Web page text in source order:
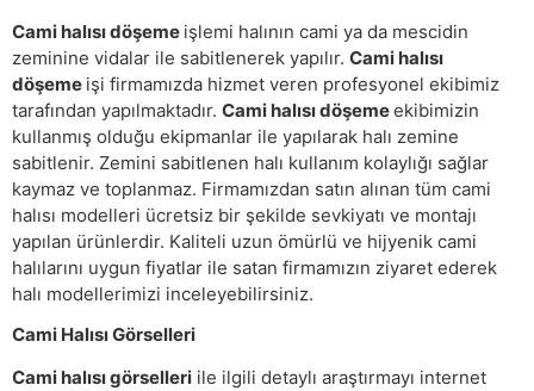
Cami halısı döşeme işlemi halının cami ya da mescidin
zeminine vidalar ile sabitlenerek yapılır. Cami halısı
döşeme işi firmamızda hizmet veren profesyonel ekibimiz
tarafından yapılmaktadır. Cami halısı döşemeekibimizin
kullanmış olduğu ekipmanlar ile yapılarak halı zemine
sabitlenir. Zemini sabitlenen halı kullanım kolaylığı sağlar
kaymaz ve toplanmaz. Firmamızdan satın alınan tüm cami
halısı modelleri ücretsiz bir şekilde sevkiyatı ve montajı
yapılan ürünlerdir. Kaliteli uzun ömürlü ve hijyenik cami
halılarını uygun fiyatlar ile satan firmamızın ziyaret ederek
halı modellerimizi inceleyebilirsiniz.
Cami Halısı Görselleri
Cami halısı görselleri ile ilgili detaylı araştırmayı internet